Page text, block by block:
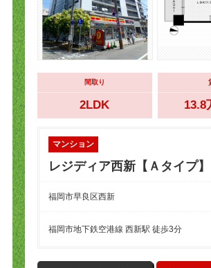
間取り
2LDK 13.8
マンション
レジディア西新【Ａタイプ】
福岡市早良区西新
福岡市地下鉄空港線 西新駅 徒歩3分